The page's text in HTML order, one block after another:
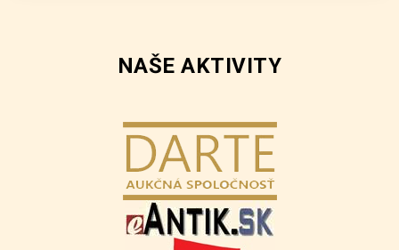
NAŠE AKTIVITY